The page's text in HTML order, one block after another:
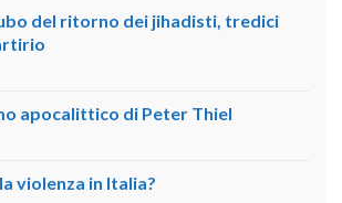
del ritorno dei jihadisti, tredici
apocalittico di Peter Thiel
violenza in Italia?